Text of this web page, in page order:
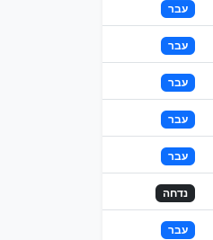
עבר
עבר
עבר
עבר
עבר
נדחה
עבר